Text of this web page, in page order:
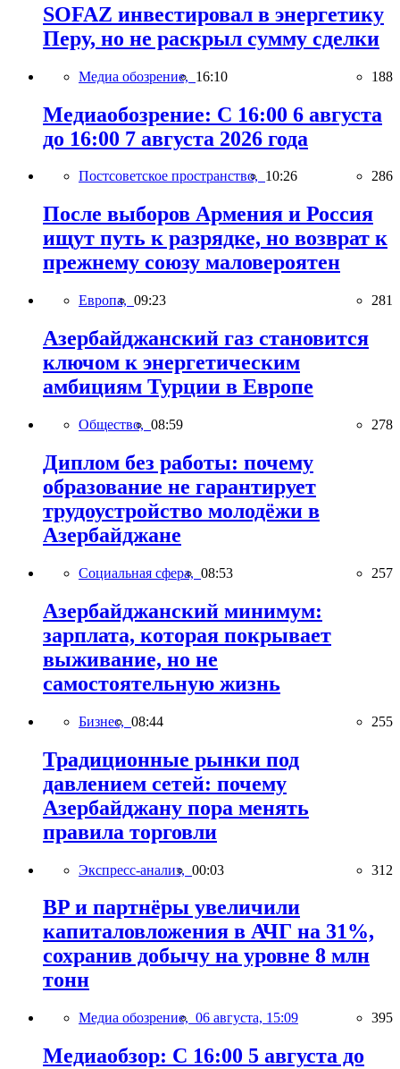
SOFAZ инвестировал в энергетику
Перу, но не раскрыл сумму сделки
Медиа обозрение, 16:10 188
Медиаобозрение: С 16:00 6 августа
до 16:00 7 августа 2026 года
Постсоветское пространство, 10:26 286
После выборов Армения и Россия
ищут путь к разрядке, но возврат к
прежнему союзу маловероятен
Европа, 09:23 281
Азербайджанский газ становится
ключом к энергетическим
амбициям Турции в Европе
Общество, 08:59 278
Диплом без работы: почему
образование не гарантирует
трудоустройство молодёжи в
Азербайджане
Социальная сфера, 08:53 257
Азербайджанский минимум:
зарплата, которая покрывает
выживание, но не
самостоятельную жизнь
Бизнес, 08:44 255
Традиционные рынки под
давлением сетей: почему
Азербайджану пора менять
правила торговли
Экспресс-анализ, 00:03 312
BP и партнёры увеличили
капиталовложения в АЧГ на 31%,
сохранив добычу на уровне 8 млн
тонн
Медиа обозрение, 06 августа, 15:09 395
Медиаобзор: С 16:00 5 августа до